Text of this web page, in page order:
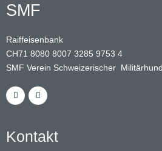
SMF
Raiffeisenbank
CH71 8080 8007 3285 9753 4
SMF Verein Schweizerischer
Kontakt